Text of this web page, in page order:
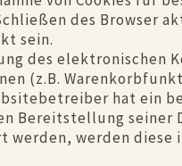
des Browser
sein.
des elektronischen
(z.B.
hat ein
seiner
werden, werden